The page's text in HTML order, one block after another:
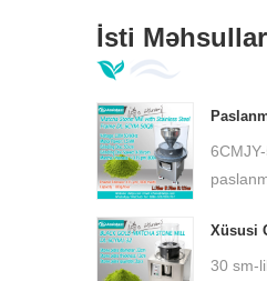
İsti Məhsullar
matcha
30 sm-